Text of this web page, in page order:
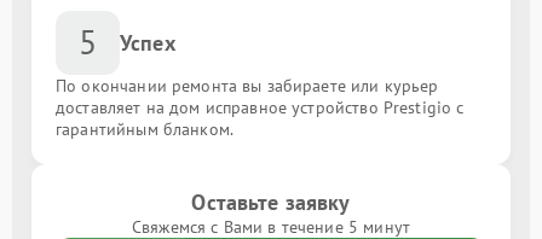
5 Успех
По окончании ремонта вы забираете или курьер
доставляет на дом исправное устройство Prestigio с
гарантийным бланком.
Оставьте заявку
Свяжемся с Вами в течение 5 минут